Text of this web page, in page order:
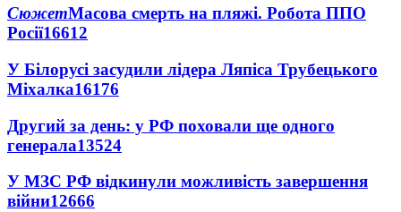
СюжетМасова смерть на пляжі. Робота ППО
Росії16612
У Білорусі засудили лідера Ляпіса Трубецького
Міхалка16176
Другий за день: у РФ поховали ще одного
генерала13524
У МЗС РФ відкинули можливість завершення
війни12666